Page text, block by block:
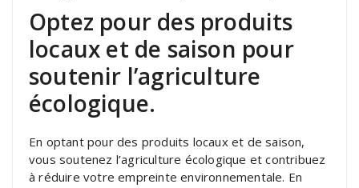
Optez pour des produits
locaux et de saison pour
soutenir l’agriculture
écologique.
En optant pour des produits locaux et de saison,
vous soutenez l’agriculture écologique et contribuez
à réduire votre empreinte environnementale. En